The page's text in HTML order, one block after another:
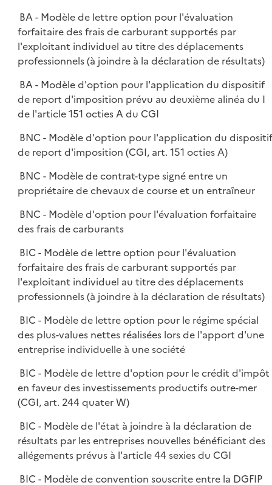
BA - Modèle de lettre option pour l'évaluation
forfaitaire des frais de carburant supportés par
l'exploitant individuel au titre des déplacements
professionnels (à joindre à la déclaration de résultats)
BA - Modèle d'option pour l'application du dispositif
de report d'imposition prévu au deuxième alinéa du I
de l'article 151 octies A du CGI
BNC - Modèle d'option pour l'application du
de report d'imposition (CGI, art. 151 octies A)
BNC - Modèle de contrat-type signé entre un
propriétaire de chevaux de course et un entraîneur
BNC - Modèle d'option pour l'évaluation forfaitaire
des frais de carburants
BIC - Modèle de lettre option pour l'évaluation
forfaitaire des frais de carburant supportés par
l'exploitant individuel au titre des déplacements
professionnels (à joindre à la déclaration de résultats)
BIC - Modèle de lettre option pour le régime spécial
des plus-values nettes réalisées lors de l'apport d'une
entreprise individuelle à une société
BIC - Modèle de lettre d'option pour le crédit d'impôt
en faveur des investissements productifs outre-mer
(CGI, art. 244 quater W)
BIC - Modèle de l'état à joindre à la déclaration de
résultats par les entreprises nouvelles bénéficiant des
allégements prévus à l'article 44 sexies du CGI
BIC - Modèle de convention souscrite entre la DGFIP